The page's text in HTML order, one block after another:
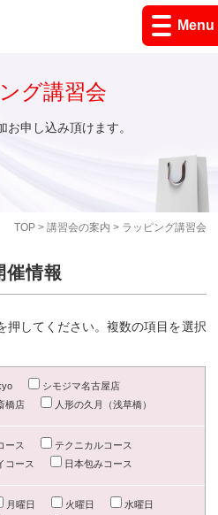
Menu
TOP> 講習会の案内 > ラッピング講習会
グ講習会
お申し込み頂けます。
催情報
押してください。複数の項目を選択
シモジマ名古屋店
橋店
人形の久月（浅草橋）
ース
テクニカルコース
コース
日本包みコース
月曜日 火曜日
水曜日